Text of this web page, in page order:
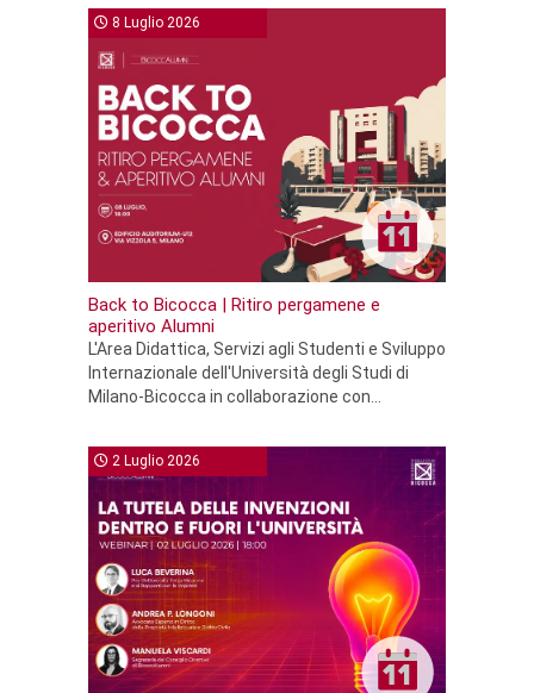
8 Luglio 2026
Back to Bicocca | Ritiro pergamene e
aperitivo Alumni
L'Area Didattica, Servizi agli Studenti e Sviluppo
Internazionale dell'Università degli Studi di
Milano-Bicocca in collaborazione con...
2 Luglio 2026